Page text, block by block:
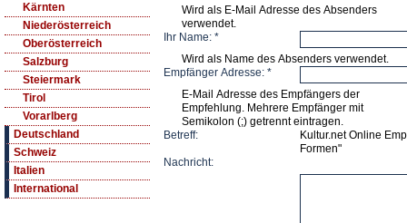
Kärnten
Niederösterreich
Oberösterreich
Salzburg
Steiermark
Tirol
Vorarlberg
Deutschland
Schweiz
Italien
International
Wird als E-Mail Adresse des Absenders
verwendet.
Ihr Name: *
Wird als Name des Absenders verwendet.
Empfänger Adresse: *
E-Mail Adresse des Empfängers der
Empfehlung. Mehrere Empfänger mit
Semikolon (;) getrennt eintragen.
Betreff:
Kultur.net Online
Formen"
Nachricht: